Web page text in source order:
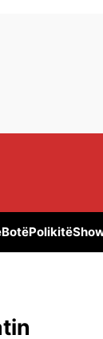
BotëPolikitë